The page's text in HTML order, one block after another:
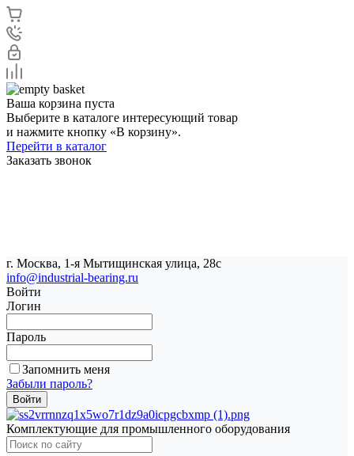
Ваша корзина пуста
Выберите в каталоге интересующий товар
и нажмите кнопку «В корзину».
Перейти в каталог
Заказать звонок
г. Москва, 1-я Мытищинская улица, 28с
info@industrial-bearing.ru
Войти
Логин
Пароль
Запомнить меня
Забыли пароль?
Комплектующие для промышленного оборудования